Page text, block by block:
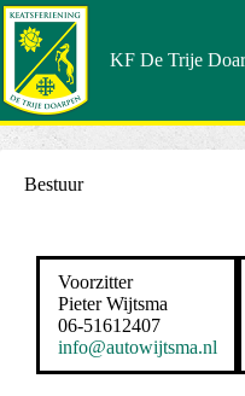
KF De Trije
Bestuur
Voorzitter
Pieter Wijtsma
06-51612407
info@autowijtsma.nl